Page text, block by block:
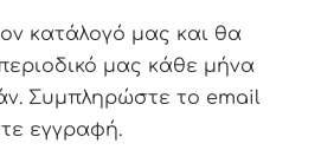
κατάλογό μας και θα
μας κάθε μήνα
Συμπληρώστε το email
εγγραφή.